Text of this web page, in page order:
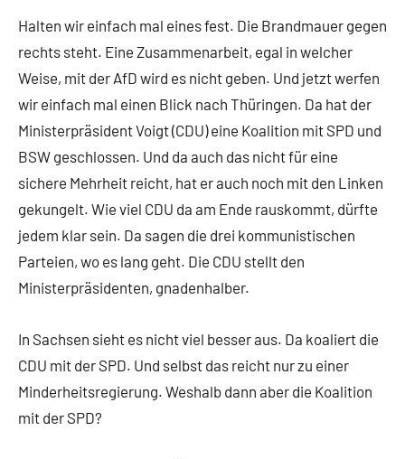
Halten wir einfach mal eines fest. Die Brandmauer gegen
rechts steht. Eine Zusammenarbeit, egal in welcher
Weise, mit der AfD wird es nicht geben. Und jetzt werfen
wir einfach mal einen Blick nach Thüringen. Da hat der
Ministerpräsident Voigt (CDU) eine Koalition mit SPD und
BSW geschlossen. Und da auch das nicht für eine
sichere Mehrheit reicht, hat er auch noch mit den Linken
gekungelt. Wie viel CDU da am Ende rauskommt, dürfte
jedem klar sein. Da sagen die drei kommunistischen
Parteien, wo es lang geht. Die CDU stellt den
Ministerpräsidenten, gnadenhalber.
In Sachsen sieht es nicht viel besser aus. Da koaliert die
CDU mit der SPD. Und selbst das reicht nur zu einer
Minderheitsregierung. Weshalb dann aber die Koalition
mit der SPD?